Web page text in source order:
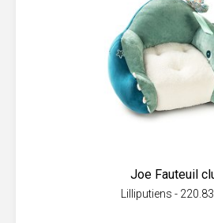
Joe Fauteuil
Lilliputiens -